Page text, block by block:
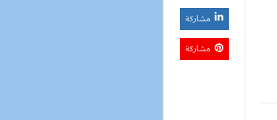
مشاركة
مشاركة